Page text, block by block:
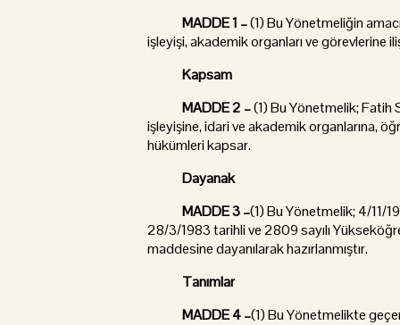
MADDE 1 –(1) Bu Yönetmeliğin
işleyişi, akademik organları ve görevlerine
Kapsam
MADDE 2 –(1) Bu Yönetmelik; Fatih
işleyişine, idari ve akademik organlarına,
hükümleri kapsar.
Dayanak
MADDE 3 –(1) Bu Yönetmelik; 4/11/
28/3/1983 tarihli ve 2809 sayılı
maddesine dayanılarak hazırlanmıştır.
Tanımlar
MADDE 4 –(1) Bu Yönetmelikte